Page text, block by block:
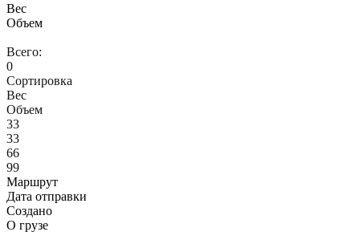
Вес
Объем
Всего:
0
Сортировка
Вес
Объем
33
33
66
99
Маршрут
Дата отправки
Создано
О грузе